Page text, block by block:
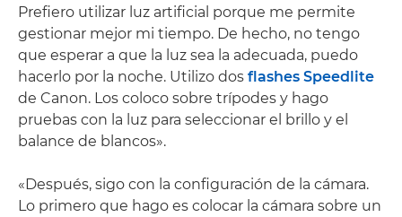
Prefiero utilizar luz artificial porque me permite
gestionar mejor mi tiempo. De hecho, no tengo
que esperar a que la luz sea la adecuada, puedo
hacerlo por la noche. Utilizo dos flashes Speedlite
de Canon. Los coloco sobre trípodes y hago
pruebas con la luz para seleccionar el brillo y el
balance de blancos».
«Después, sigo con la configuración de la cámara.
Lo primero que hago es colocar la cámara sobre un